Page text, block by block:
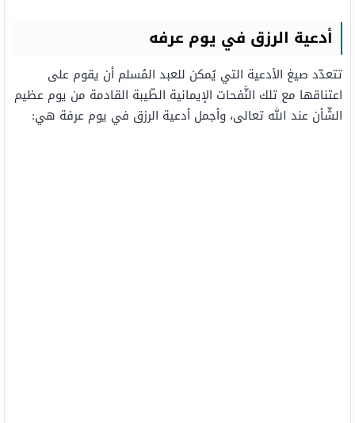
أدعية الرزق في يوم عرفه
تتعدّد صيغ الأدعية التي يُمكن للعبد المُسلم أن يقوم على
اعتناقها مع تلك النَّفحات الإيمانية الطّيبة القادمة من يوم عظيم
الشّأن عند الله تعالى، وأجمل أدعية الرزق في يوم عرفة هي: